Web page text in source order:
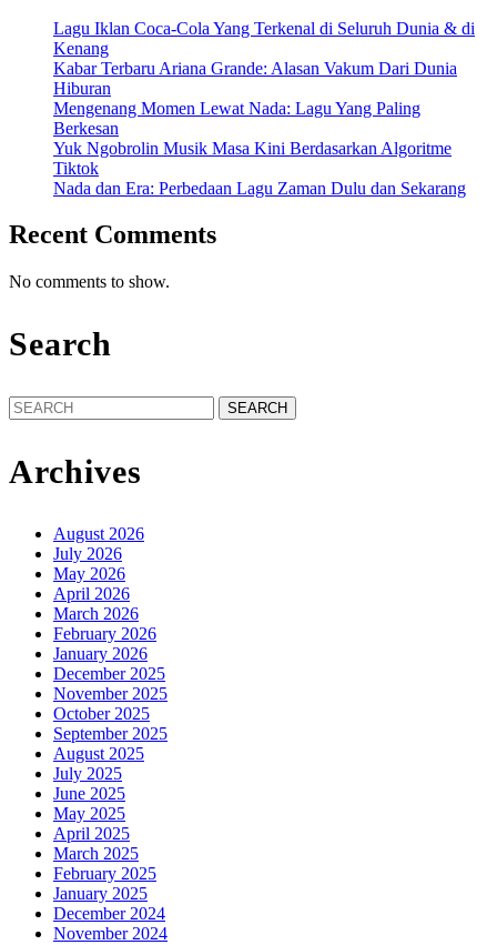
Vakum
Lagu Iklan Coca-Cola Yang Terkenal di Seluruh Dunia & di
Kenang
Kabar Terbaru Ariana Grande: Alasan Vakum Dari Dunia
Hiburan
Mengenang Momen Lewat Nada: Lagu Yang Paling
Berkesan
Yuk Ngobrolin Musik Masa Kini Berdasarkan Algoritme
Tiktok
Nada dan Era: Perbedaan Lagu Zaman Dulu dan Sekarang
Recent Comments
No comments to show.
Search
Search
for:
Archives
August 2026
July 2026
May 2026
April 2026
March 2026
February 2026
January 2026
December 2025
November 2025
October 2025
September 2025
August 2025
July 2025
June 2025
May 2025
April 2025
March 2025
February 2025
January 2025
December 2024
November 2024